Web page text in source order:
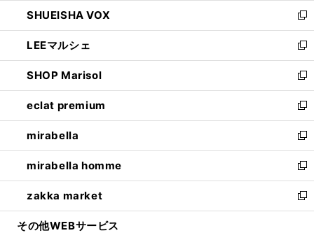
で
開
く
ド
ウ
で
開
く
ィ
ン
ド
ウ
で
開
く
し
い
ウ
ィ
ン
ド
ウ
で
開
く
SHUEISHA VOX
新
し
い
ウ
ィ
ン
ド
ウ
で
開
く
LEEマルシェ
新
し
い
ウ
ィ
ン
ド
ウ
で
開
く
SHOP Marisol
新
し
い
ウ
ィ
ン
ド
ウ
で
開
eclat premium
新
し
い
ウ
ィ
ン
ド
ウ
mirabella
新
し
い
ウ
ィ
ン
mirabella homme
新
し
い
ウ
zakka market
新
し
その他WEBサービス